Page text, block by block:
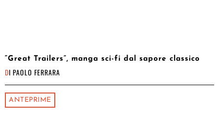
“Great Trailers”, manga sci-fi dal sapore classico
DI PAOLO FERRARA
ANTEPRIME